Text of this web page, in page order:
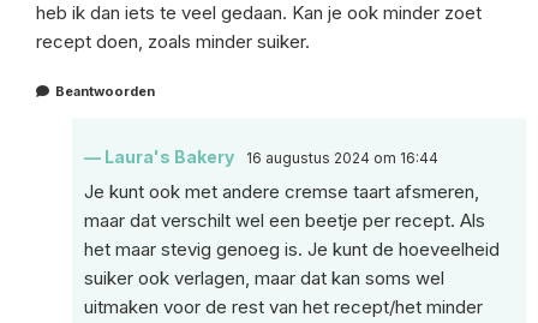
heb ik dan iets te veel gedaan. Kan je ook minder zoet
recept doen, zoals minder suiker.
Beantwoorden
Laura's Bakery 16 augustus 2024 om 16:44
Je kunt ook met andere cremse taart afsmeren,
maar dat verschilt wel een beetje per recept. Als
het maar stevig genoeg is. Je kunt de hoeveelheid
suiker ook verlagen, maar dat kan soms wel
uitmaken voor de rest van het recept/het minder